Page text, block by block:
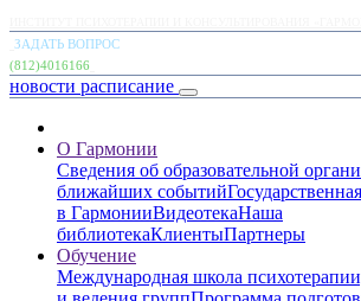
ЗАДАТЬ ВОПРОС
(812)4016166
новости расписание
О Гармонии
Сведения об образовательной
ближайших событий
в ГармонииВидеотекаНаша
библиотекаКлиентыПартнеры
Обучение
Международная школа